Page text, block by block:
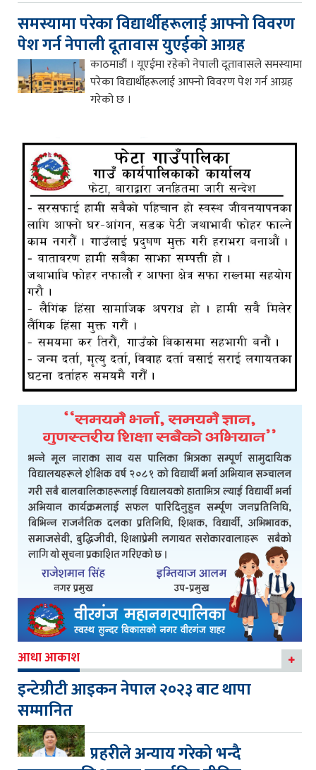
समस्यामा परेका विद्यार्थीहरूलाई आफ्नो विवरण
पेश गर्न नेपाली दूतावास युएईको आग्रह
काठमाडौं । यूएईमा रहेको नेपाली दूतावासले समस्यामा
परेका विद्यार्थीहरूलाई आफ्नो विवरण पेश गर्न आग्रह
गरेको छ ।
आधा आकाश
इन्टेग्रीटी आइकन नेपाल २०२३ बाट थापा
सम्मानित
प्रहरीले अन्याय गरेको भन्दै